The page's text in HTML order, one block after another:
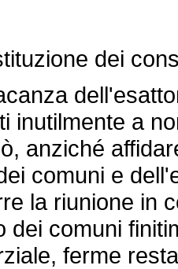
dei
inutilmente a
anziché
comuni e
la riunione in
dei comuni
ferme